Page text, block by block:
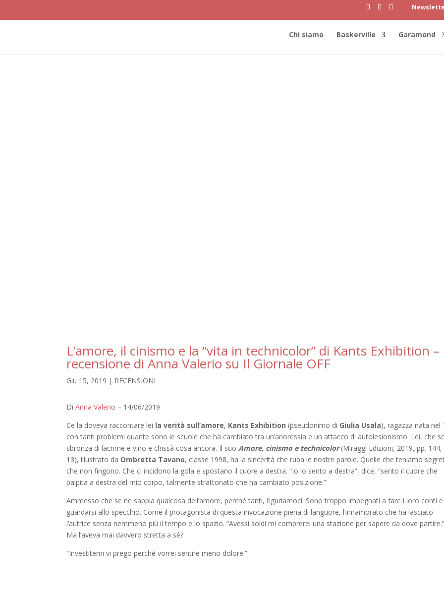
Chi siamo Baskerville Garamond
L’amore, il cinismo e la “vita in technicolor” di Kants Exhibition –
recensione di Anna Valerio su Il Giornale OFF
Giu 15, 2019 | RECENSIONI
DiAnna Valerio – 14/06/2019
Ce la doveva raccontare lei la verità sull’amore, Kants Exhibition (pseudonimo di Giulia Usala), ragazza nata nel
con tanti problemi quante sono le scuole che ha cambiato tra un’anoressia e un attacco di autolesionismo. Lei, che
sbronza di lacrime e vino e chissà cosa ancora. Il suo Amore, cinismo e technicolor(Miraggi Edizioni, 2019, pp. 144,
13), illustrato da Ombretta Tavano, classe 1998, ha la sincerità che ruba le nostre parole. Quelle che teniamo
che non fingono. Che ci incidono la gola e spostano il cuore a destra. “Io lo sento a destra”, dice, “sento il cuore che
palpita a destra del mio corpo, talmente strattonato che ha cambiato posizione.”
Ammesso che se ne sappia qualcosa dell’amore, perché tanti, figuriamoci. Sono troppo impegnati a fare i loro conti e
guardarsi allo specchio. Come il protagonista di questa invocazione piena di languore, l’innamorato che ha lasciato
l’autrice senza nemmeno più il tempo e lo spazio. “Avessi soldi mi comprerei una stazione per sapere da dove partire.”
Ma l’aveva mai davvero stretta a sé?
“Investitemi vi prego perché vorrei sentire meno dolore.”